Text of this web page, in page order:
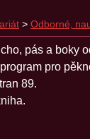
> Odborné‚
pás a boky
pro
89.